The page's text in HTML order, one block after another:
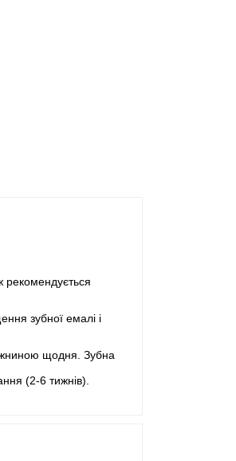
рекомендується
зубної емалі і
щодня. Зубна
(2-6 тижнів).